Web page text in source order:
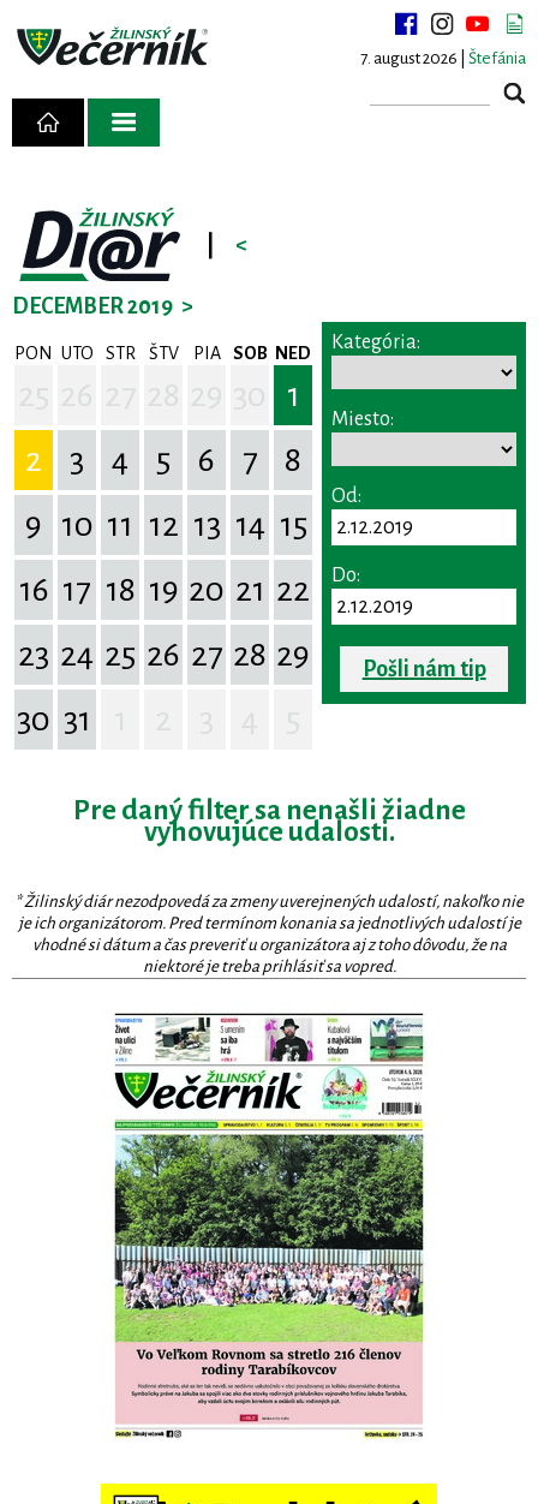
7. august 2026 | Štefánia
<
DECEMBER 2019 >
PON UTO STR ŠTV PIA SOB NED
1
2
3 4 5 6 7
8
9 10 11 12 13 14 15
16 17 18 19 20 21 22
23 24 25 26 27 28 29
30 31
Kategória:
Miesto:
Od:
Do:
Pošli nám tip
Pre daný filter sa nenašli žiadne
vyhovujúce udalosti.
* Žilinský diár nezodpovedá za zmeny uverejnených udalostí, nakoľko nie
je ich organizátorom. Pred termínom konania sa jednotlivých udalostí je
vhodné si dátum a čas preveriť u organizátora aj z toho dôvodu, že na
niektoré je treba prihlásiť sa vopred.